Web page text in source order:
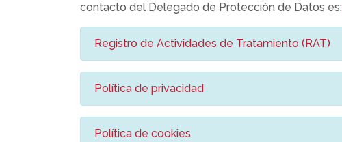
contacto del Delegado de Protección de Datos es:
Registro de Actividades de Tratamiento (RAT)
Política de privacidad
Política de cookies